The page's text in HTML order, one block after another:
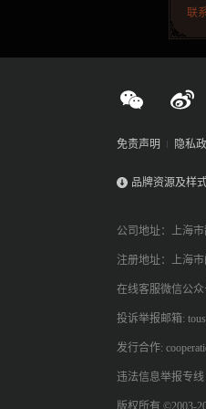
联
免责声明 隐私
品牌资源及样
公司地址：上海
注册地址：上海
在线客服微信公众
投诉举报邮箱:
发行合作:
违法信息举报专线
版权所有 ©2003-